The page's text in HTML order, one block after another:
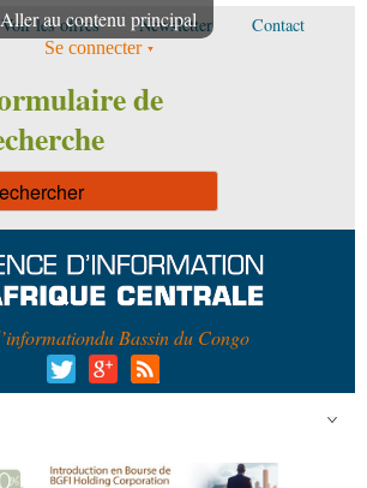
Aller au contenu principal
Voir les offres Newsletter Contact
Se connecter
de
du Bassin du Congo